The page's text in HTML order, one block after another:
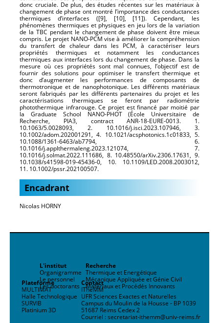
donc cruciale. De plus, des études récentes sur les matériaux à
changement de phase ont montré l’importance des conductances
thermiques d’interfaces ([9], [10], [11]). Cependant, les
phénomènes thermiques et physiques en jeu lors de la variation
de la TBC pendant le changement de phase doivent être mieux
compris. Le projet NANO-PCM vise à améliorer la compréhension
du transfert de chaleur dans les PCM, à caractériser leurs
propriétés thermiques et notamment les conductances
thermiques aux interfaces lors du changement de phase. Dans la
mesure où ces propriétés sont mal connues, l’objectif est de
fournir des solutions pour optimiser le transfert thermique et
donc d’augmenter les performances de composants de
thermotronique et de nanophotonique. Les différents matériaux
seront fabriqués par les différents partenaires du projet et les
caractérisations thermiques se feront par radiométrie
photothermique infrarouge. Ce projet est financé par moitié par
la Graduate School NANO-PHOT (École Universitaire de
Recherche, PIA3, contract ANR-18-EURE-0013. 1.
10.1063/5.0028093, 2. 10.1016/j.isci.2023.107946, 3.
10.1002/adom.202001291, 4. 10.1021/acsphotonics.1c01833, 5.
10.1088/1361-6463/ab7794, 6.
10.1016/j.applthermaleng.2023.121074, 7.
10.1016/j.solmat.2022.111686, 8. 10.48550/arXiv.2306.17631, 9.
10.1038/s41598-019-45436-0, 10. 10.1109/LED.2008.2003012,
11. 10.1002/pssr.202100507.
Encadrant
Nicolas HORNY
L'institut
Organigramme
Le personnel
Les doctorants
Recherche
Thermique et Energétique
Mécanique Appliquée et Génie Civil
Matériaux et Procédés Innovants
Plateforme
MULTIMAT
Halle Technologique
SURVIB
Platinium 3D
Contact
ITheMM
UFR Sciences Exactes et Naturelles
Campus du Moulin de la Housse - BP 1039
51687 Reims Cedex 2
Courriel : secretariat-ithemm@univ-reims.fr